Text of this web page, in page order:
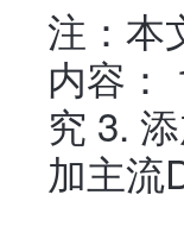
注：本
内容：
究 3.
加主流